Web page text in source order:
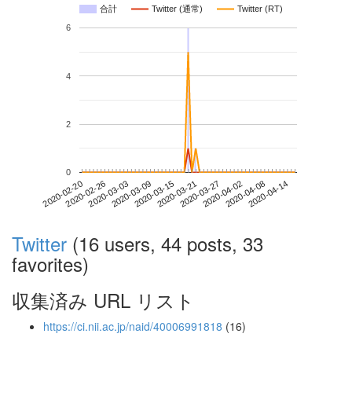
合計 Twitter (通常) Twitter (RT)
2020-02-202020-02-262020-03-032020-03-092020-03-152020-03-212020-03-272020-04-022020-04-082020-04-14
0
2
4
6
Twitter (16 users, 44 posts, 33
favorites)
収集済み URL リスト
https://ci.nii.ac.jp/naid/40006991818 (16)